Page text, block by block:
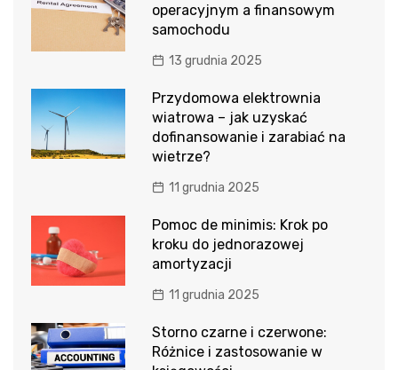
operacyjnym a finansowym
samochodu
13 grudnia 2025
Przydomowa elektrownia
wiatrowa – jak uzyskać
dofinansowanie i zarabiać na
wietrze?
11 grudnia 2025
Pomoc de minimis: Krok po
kroku do jednorazowej
amortyzacji
11 grudnia 2025
Storno czarne i czerwone:
Różnice i zastosowanie w